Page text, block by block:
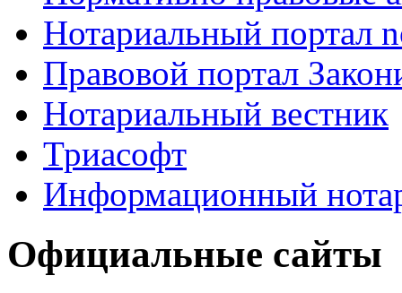
Нотариальный портал
Правовой портал
Нотариальный вестник
Триасофт
Информационный
Официальные сайты